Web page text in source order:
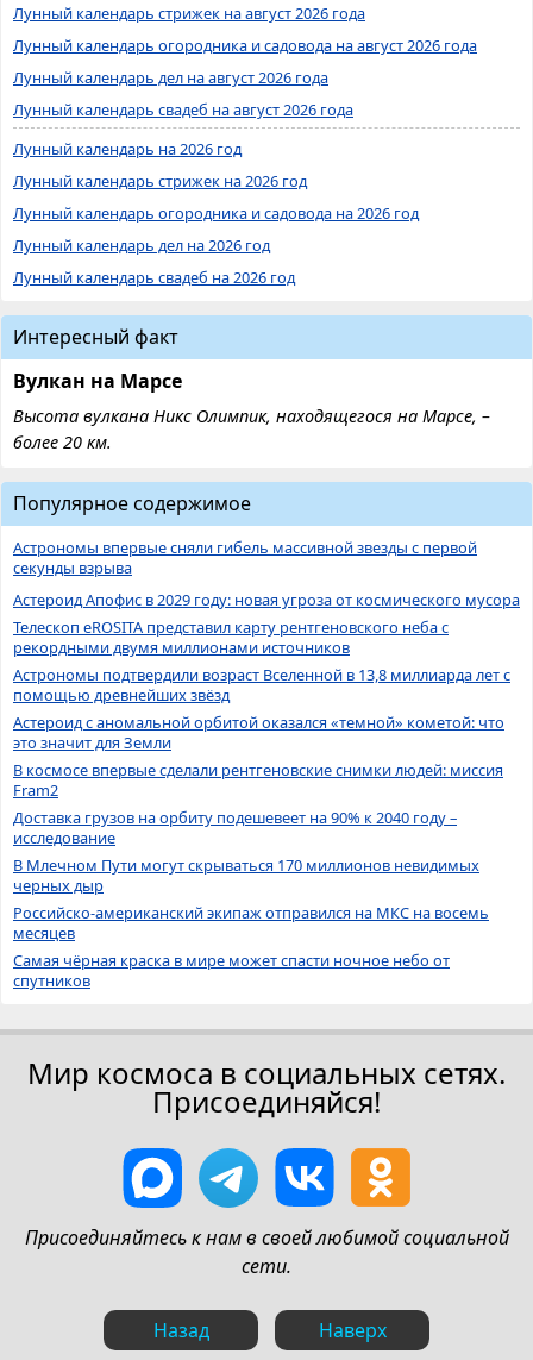
Лунный календарь стрижек на август 2026 года
Лунный календарь огородника и садовода на август 2026 года
Лунный календарь дел на август 2026 года
Лунный календарь свадеб на август 2026 года
Лунный календарь на 2026 год
Лунный календарь стрижек на 2026 год
Лунный календарь огородника и садовода на 2026 год
Лунный календарь дел на 2026 год
Лунный календарь свадеб на 2026 год
Интересный факт
Вулкан на Марсе
Высота вулкана Никс Олимпик, находящегося на Марсе, –
более 20 км.
Популярное содержимое
Астрономы впервые сняли гибель массивной звезды с первой
секунды взрыва
Астероид Апофис в 2029 году: новая угроза от космического мусора
Телескоп eROSITA представил карту рентгеновского неба с
рекордными двумя миллионами источников
Астрономы подтвердили возраст Вселенной в 13,8 миллиарда лет с
помощью древнейших звёзд
Астероид с аномальной орбитой оказался «темной» кометой: что
это значит для Земли
В космосе впервые сделали рентгеновские снимки людей: миссия
Fram2
Доставка грузов на орбиту подешевеет на 90% к 2040 году –
исследование
В Млечном Пути могут скрываться 170 миллионов невидимых
черных дыр
Российско-американский экипаж отправился на МКС на восемь
месяцев
Самая чёрная краска в мире может спасти ночное небо от
спутников
Мир космоса в социальных сетях.
Присоединяйся!
Присоединяйтесь к нам в своей любимой социальной
сети.
Назад Наверх